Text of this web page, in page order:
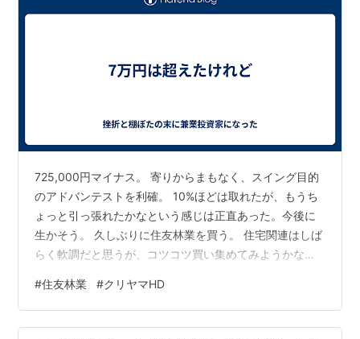
725,000円マイナス。 寄りからまもなく、スイング目的
のアドバンテストを利確。 10%ほどは取れたが、もうち
ょっと引っ張れたかなという感じは正直あった。今後に
生かそう。 久しぶりに住友林業を買う。 住宅関連はしば
らく軟調だと思うが、コツコツ買い集めてみようかな
を買い増し。地味な小型株だが業績も良いし、安いと思
うんだけどなぁ。 昼に予想通り利上げ発表。 まぁほかに
選択肢はないよね。日経平均は一時7万円を超えたが、終
#住友林業 #クリヤマHD